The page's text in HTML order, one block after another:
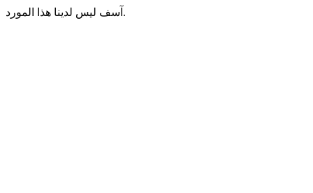
آسف ليس لدينا هذا المورد.